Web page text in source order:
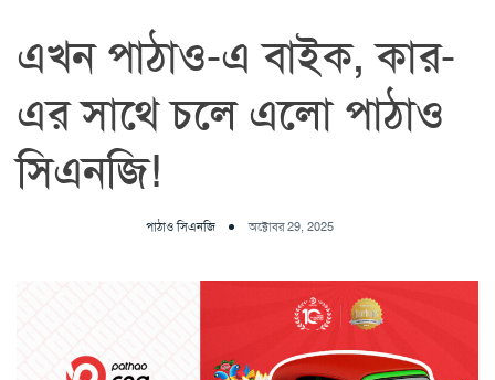
এখন পাঠাও-এ বাইক, কার-
এর সাথে চলে এলো পাঠাও
সিএনজি!
পাঠাও সিএনজি অক্টোবর 29, 2025